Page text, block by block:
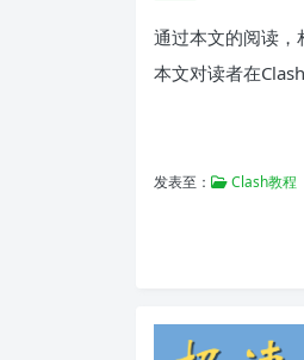
通过本文的阅读，
本文对读者在
发表至： Clash教程